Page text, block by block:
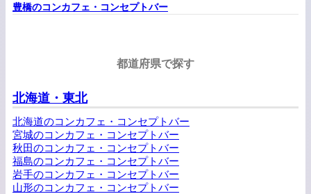
豊橋のコンカフェ・コンセプトバー
都道府県で探す
北海道・東北
北海道のコンカフェ・コンセプトバー
宮城のコンカフェ・コンセプトバー
秋田のコンカフェ・コンセプトバー
福島のコンカフェ・コンセプトバー
岩手のコンカフェ・コンセプトバー
山形のコンカフェ・コンセプトバー